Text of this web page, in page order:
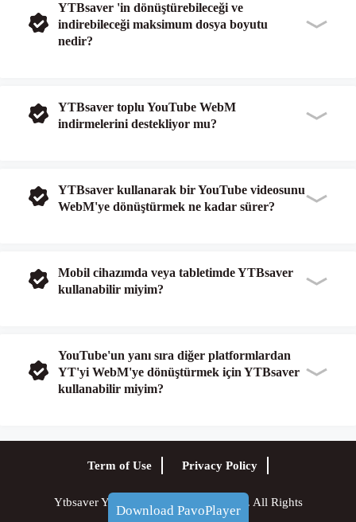
Download PavoPlayer
YTBsaver 'in dönüştürebileceği ve
indirebileceği maksimum dosya boyutu
nedir?
YTBsaver toplu YouTube WebM
indirmelerini destekliyor mu?
YTBsaver kullanarak bir YouTube videosunu
WebM'ye dönüştürmek ne kadar sürer?
Mobil cihazımda veya tabletimde YTBsaver
kullanabilir miyim?
YouTube'un yanı sıra diğer platformlardan
YT'yi WebM'ye dönüştürmek için YTBsaver
kullanabilir miyim?
Term of Use Privacy Policy
Ytbsaver Youtube Downloader © 2023. All Rights